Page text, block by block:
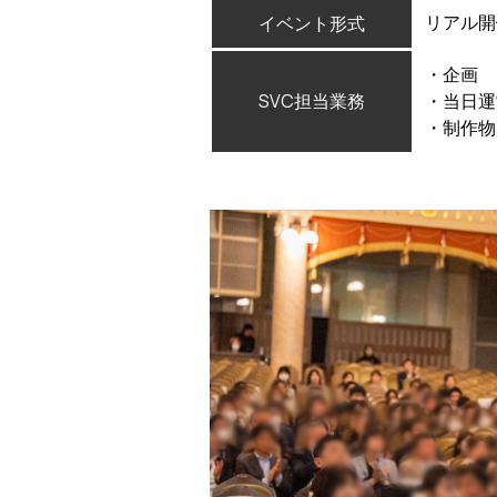
イベント形式 リアル
SVC担当業務
・企画
・当日
・制作物